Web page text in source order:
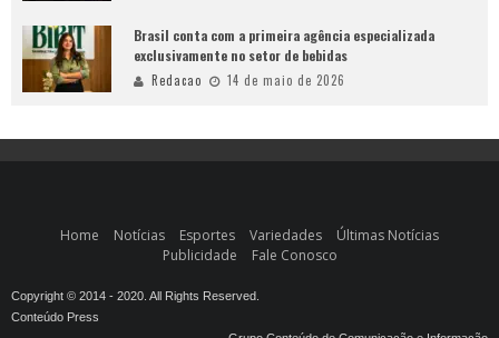
Brasil conta com a primeira agência especializada
exclusivamente no setor de bebidas
Redacao 14 de maio de 2026
Home Notícias Esportes Variedades
Últimas Notícias
Publicidade
Fale Conosco
Copyright © 2014 - 2020. All Rights Reserved.
Conteúdo Press